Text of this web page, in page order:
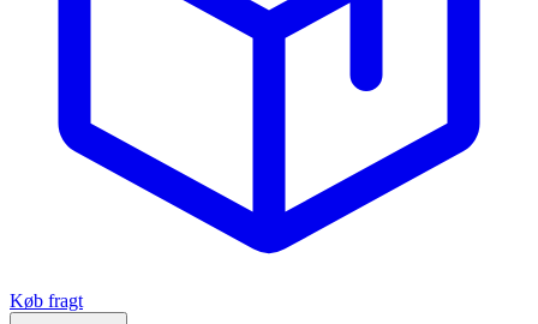
Køb fragt